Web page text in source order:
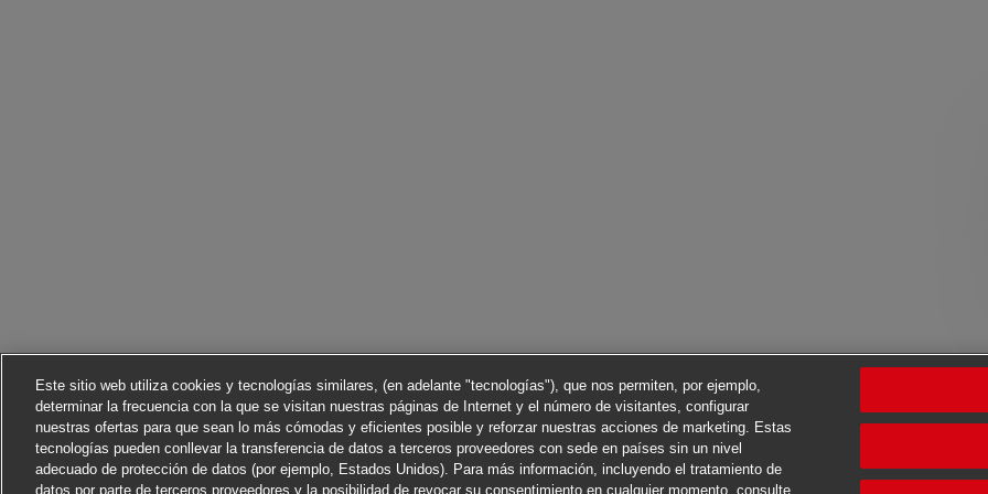
Este sitio web utiliza cookies y tecnologías similares, (en adelante "tecnologías"), que nos permiten, por ejemplo,
determinar la frecuencia con la que se visitan nuestras páginas de Internet y el número de visitantes, configurar
nuestras ofertas para que sean lo más cómodas y eficientes posible y reforzar nuestras acciones de marketing. Estas
tecnologías pueden conllevar la transferencia de datos a terceros proveedores con sede en países sin un nivel
adecuado de protección de datos (por ejemplo, Estados Unidos). Para más información, incluyendo el tratamiento de
datos por parte de terceros proveedores y la posibilidad de revocar su consentimiento en cualquier momento, consulte